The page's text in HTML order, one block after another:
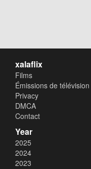
xalaflix
Films
Émissions de télévision
Privacy
DMCA
Contact
Year
2025
2024
2023